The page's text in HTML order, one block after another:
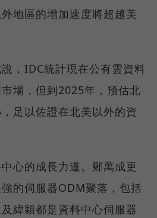
地區的增加速度將超越美
，IDC統計現在公有雲資料
場，但到2025年，預估北
足以佐證在北美以外的資
心的成長力道。鄭萬成更
的伺服器ODM聚落，包括
緯穎都是資料中心伺服器